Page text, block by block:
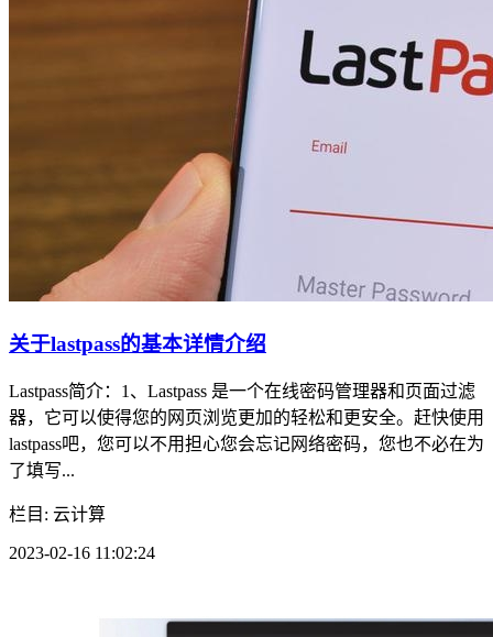
关于lastpass的基本详情介绍
Lastpass简介：1、Lastpass 是一个在线密码管理器和页面过滤
器，它可以使得您的网页浏览更加的轻松和更安全。赶快使用
lastpass吧，您可以不用担心您会忘记网络密码，您也不必在为
了填写...
栏目: 云计算
2023-02-16 11:02:24